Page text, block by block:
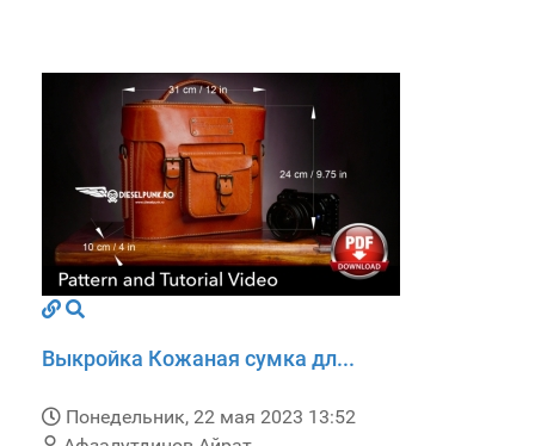
Выкройка Кожаная сумка дл...
Понедельник, 22 мая 2023 13:52